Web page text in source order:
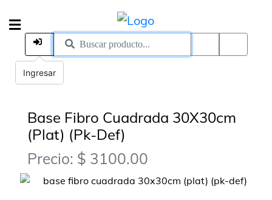
Base Fibro Cuadrada 30X30cm
(Plat) (Pk-Def)
Precio: $ 3100.00
Ingresar